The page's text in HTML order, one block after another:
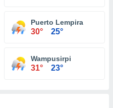
Puerto Lempira
30° 25°
Wampusirpi
31° 23°